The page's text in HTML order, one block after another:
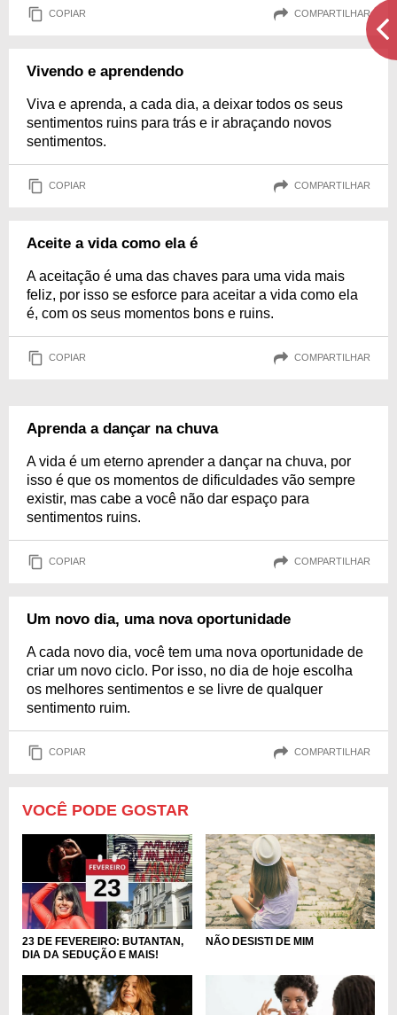
COPIAR COMPARTILHAR
Vivendo e aprendendo
Viva e aprenda, a cada dia, a deixar todos os seus
sentimentos ruins para trás e ir abraçando novos
sentimentos.
COPIAR COMPARTILHAR
Aceite a vida como ela é
A aceitação é uma das chaves para uma vida mais
feliz, por isso se esforce para aceitar a vida como ela
é, com os seus momentos bons e ruins.
COPIAR COMPARTILHAR
Aprenda a dançar na chuva
A vida é um eterno aprender a dançar na chuva, por
isso é que os momentos de dificuldades vão sempre
existir, mas cabe a você não dar espaço para
sentimentos ruins.
COPIAR COMPARTILHAR
Um novo dia, uma nova oportunidade
A cada novo dia, você tem uma nova oportunidade de
criar um novo ciclo. Por isso, no dia de hoje escolha
os melhores sentimentos e se livre de qualquer
sentimento ruim.
COPIAR COMPARTILHAR
VOCÊ PODE GOSTAR
23 DE FEVEREIRO: BUTANTAN,
DIA DA SEDUÇÃO E MAIS!
NÃO DESISTI DE MIM